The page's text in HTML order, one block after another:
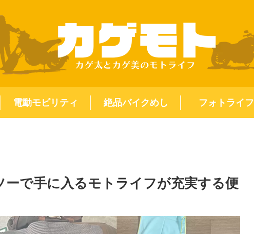
電動モビリティ 絶品バイクめし フォトライフ
ーで手に入るモトライフが充実する便